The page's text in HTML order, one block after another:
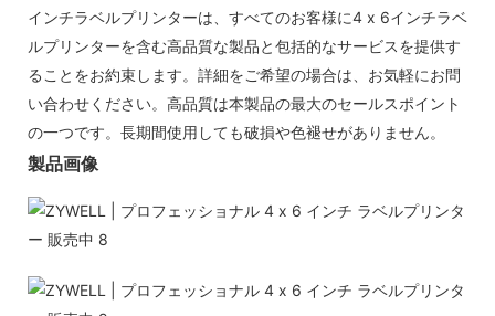
インチラベルプリンターは、すべてのお客様に4 x 6インチラベ
ルプリンターを含む高品質な製品と包括的なサービスを提供す
ることをお約束します。詳細をご希望の場合は、お気軽にお問
い合わせください。高品質は本製品の最大のセールスポイント
の一つです。長期間使用しても破損や色褪せがありません。
製品画像